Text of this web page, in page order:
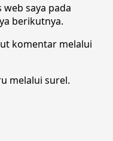
saya pada
berikutnya.
komentar melalui
melalui surel.